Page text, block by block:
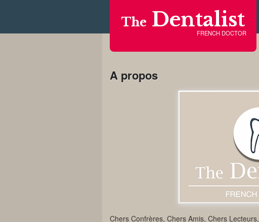
The Dentalist
FRENCH DOCTOR
A propos
Chers Confrères, Chers Amis, Chers Lecteurs,